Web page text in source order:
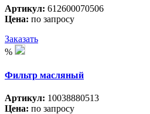
Артикул: 612600070506
Цена: по запросу
Заказать
%
Фильтр масляный
Артикул: 10038880513
Цена: по запросу